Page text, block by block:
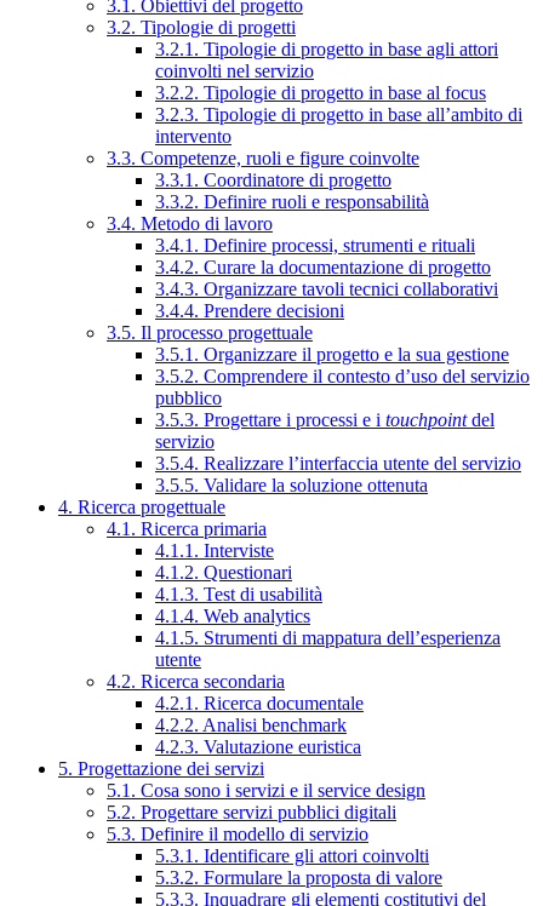
3.1. Obiettivi del progetto
3.2. Tipologie di progetti
3.2.1. Tipologie di progetto in base agli attori
coinvolti nel servizio
3.2.2. Tipologie di progetto in base al focus
3.2.3. Tipologie di progetto in base all’ambito di
intervento
3.3. Competenze, ruoli e figure coinvolte
3.3.1. Coordinatore di progetto
3.3.2. Definire ruoli e responsabilità
3.4. Metodo di lavoro
3.4.1. Definire processi, strumenti e rituali
3.4.2. Curare la documentazione di progetto
3.4.3. Organizzare tavoli tecnici collaborativi
3.4.4. Prendere decisioni
3.5. Il processo progettuale
3.5.1. Organizzare il progetto e la sua gestione
3.5.2. Comprendere il contesto d’uso del servizio
pubblico
3.5.3. Progettare i processi e i touchpointdel
servizio
3.5.4. Realizzare l’interfaccia utente del servizio
3.5.5. Validare la soluzione ottenuta
4. Ricerca progettuale
4.1. Ricerca primaria
4.1.1. Interviste
4.1.2. Questionari
4.1.3. Test di usabilità
4.1.4. Web analytics
4.1.5. Strumenti di mappatura dell’esperienza
utente
4.2. Ricerca secondaria
4.2.1. Ricerca documentale
4.2.2. Analisi benchmark
4.2.3. Valutazione euristica
5. Progettazione dei servizi
5.1. Cosa sono i servizi e il service design
5.2. Progettare servizi pubblici digitali
5.3. Definire il modello di servizio
5.3.1. Identificare gli attori coinvolti
5.3.2. Formulare la proposta di valore
5.3.3. Inquadrare gli elementi costitutivi del